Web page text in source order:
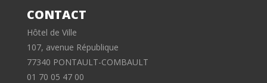
CONTACT
Hôtel de Ville
107, avenue République
77340 PONTAULT-COMBAULT
01 70 05 47 00